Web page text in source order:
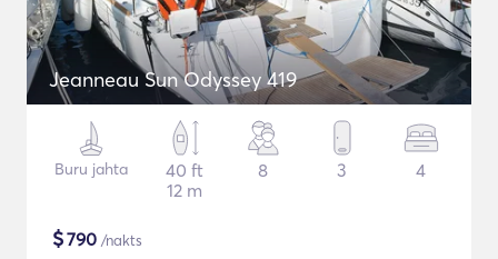
Jeanneau Sun Odyssey 419
Buru jahta
40 ft
12 m
8 3 4
$790 /nakts